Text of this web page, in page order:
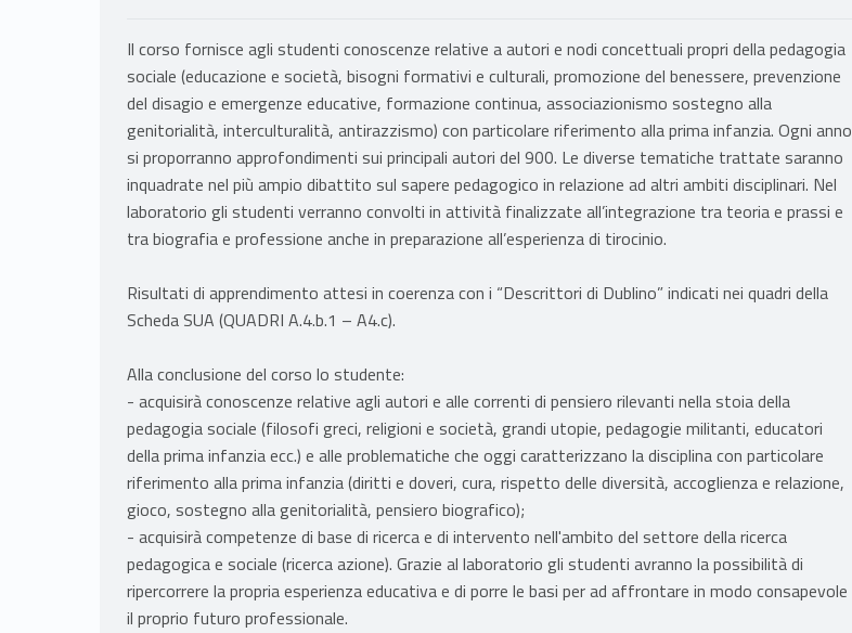
Il corso fornisce agli studenti conoscenze relative a autori e nodi concettuali propri della pedagogia
sociale (educazione e società, bisogni formativi e culturali, promozione del benessere, prevenzione
del disagio e emergenze educative, formazione continua, associazionismo sostegno alla
genitorialità, interculturalità, antirazzismo) con particolare riferimento alla prima infanzia. Ogni anno
si proporranno approfondimenti sui principali autori del 900. Le diverse tematiche trattate saranno
inquadrate nel più ampio dibattito sul sapere pedagogico in relazione ad altri ambiti disciplinari. Nel
laboratorio gli studenti verranno convolti in attività finalizzate all’integrazione tra teoria e prassi e
tra biografia e professione anche in preparazione all’esperienza di tirocinio.
Risultati di apprendimento attesi in coerenza con i “Descrittori di Dublino” indicati nei quadri della
Scheda SUA (QUADRI A.4.b.1 – A4.c).
Alla conclusione del corso lo studente:
- acquisirà conoscenze relative agli autori e alle correnti di pensiero rilevanti nella stoia della
pedagogia sociale (filosofi greci, religioni e società, grandi utopie, pedagogie militanti, educatori
della prima infanzia ecc.) e alle problematiche che oggi caratterizzano la disciplina con particolare
riferimento alla prima infanzia (diritti e doveri, cura, rispetto delle diversità, accoglienza e relazione,
gioco, sostegno alla genitorialità, pensiero biografico);
- acquisirà competenze di base di ricerca e di intervento nell'ambito del settore della ricerca
pedagogica e sociale (ricerca azione). Grazie al laboratorio gli studenti avranno la possibilità di
ripercorrere la propria esperienza educativa e di porre le basi per ad affrontare in modo consapevole
il proprio futuro professionale.